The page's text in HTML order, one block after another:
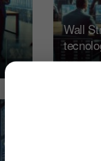
Wall
17 DE